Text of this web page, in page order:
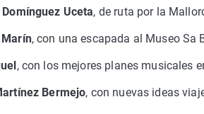
Uceta, de ruta por la
Marín, con una escapada al Museo Sa
, con los mejores planes musicales
Bermejo, con nuevas ideas